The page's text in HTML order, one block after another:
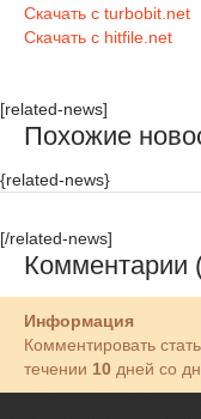
Скачать с turbobit.net
Скачать с hitfile.net
[related-news]
Похожие
{related-news}
[/related-news]
Комментарии
Информация
Комментировать
течении 10 дней со